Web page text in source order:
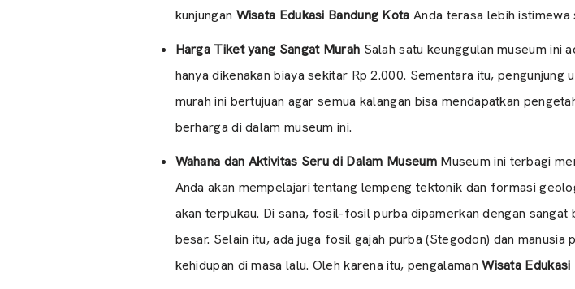
kunjungan Wisata Edukasi Bandung Kota Anda terasa lebih istimewa
Harga Tiket yang Sangat Murah Salah satu keunggulan museum ini
hanya dikenakan biaya sekitar Rp 2.000. Sementara itu,
murah ini bertujuan agar semua kalangan bisa mendapatkan
berharga di dalam museum ini.
Wahana dan Aktivitas Seru di Dalam MuseumMuseum ini terbagi
Anda akan mempelajari tentang lempeng tektonik dan formasi
akan terpukau. Di sana, fosil-fosil purba dipamerkan dengan
besar. Selain itu, ada juga fosil gajah purba (Stegodon) dan
kehidupan di masa lalu. Oleh karena itu, pengalamanWisata